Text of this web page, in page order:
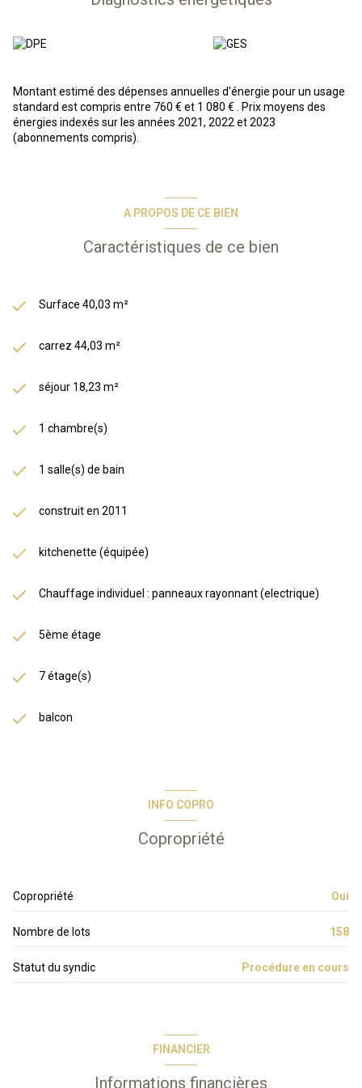
Une semaine d'occupation propriétaire prévue dans les conditions du
Idéalement située au pied d’un télésiège, des écoles de ski et
facilement le domaine du Grand Massif. Vous séjournerez dans
des appartements équipés et profiterez d’une piscine couverte
chauffée.
A VENDRE :
Appartement 2 pièces coin nuit situé dans une
résidence-services au 5ème étage composé d'une entrée/cabine,
En résumé, vous achetez un bien immobilier, et Odalys s'occupe de
tout : gestion des locataires, entretien, etc. Vous bénéficiez d’une
gestion simplifiée et entièrement délégué, d’une fiscalité
Les informations sur les risques auxquels ce bien est exposé sont
Montant estimé des dépenses annuelles d'énergie pour un usage
standard est compris entre 760 € et 1 080 € . Prix moyens des
énergies indexés sur les années 2021, 2022 et 2023
(abonnements compris).
A PROPOS DE CE BIEN
Caractéristiques de ce bien
Surface 40,03 m²
carrez 44,03 m²
séjour 18,23 m²
1 chambre(s)
1 salle(s) de bain
construit en 2011
kitchenette (équipée)
Chauffage individuel : panneaux rayonnant (electrique)
5ème étage
7 étage(s)
balcon
INFO COPRO
Copropriété
Copropriété Oui
Nombre de lots 158
Statut du syndic Procédure en cours
FINANCIER
Informations financières